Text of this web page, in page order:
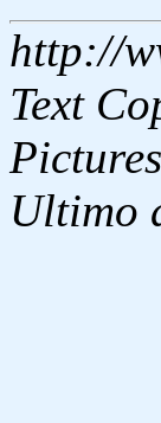
http://
Text
Ultimo